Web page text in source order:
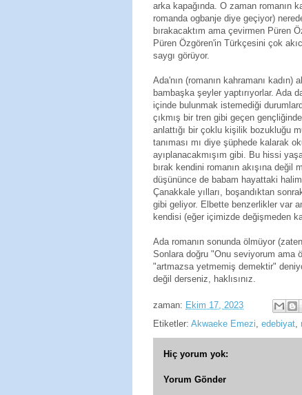
arka kapağında. O zaman romanın
romanda ogbanje diye geçiyor)
bırakacaktım ama çevirmen Püren
Püren Özgören'in Türkçesini çok
saygı görüyor.
Ada'nın (romanın kahramanı
bambaşka şeyler yaptırıyorlar. Ada
içinde bulunmak istemediği
çıkmış bir tren gibi geçen
anlattığı bir çoklu kişilik bozukluğu
tanıması mı diye şüphede kalarak
ayıplanacakmışım gibi. Bu hissi
bırak kendini romanın akışına
düşününce de babam hayattaki
Çanakkale yılları, boşandıktan
gibi geliyor. Elbette benzerlikler var
kendisi (eğer içimizde değişmeden
Ada romanın sonunda ölmüyor
Sonlara doğru "Onu seviyorum ama
"artmazsa yetmemiş demektir"
değil derseniz, haklısınız.
zaman: Ekim 17, 2023
Etiketler: Akwaeke Emezi edebiyat
Hiç yorum yok:
Yorum Gönder